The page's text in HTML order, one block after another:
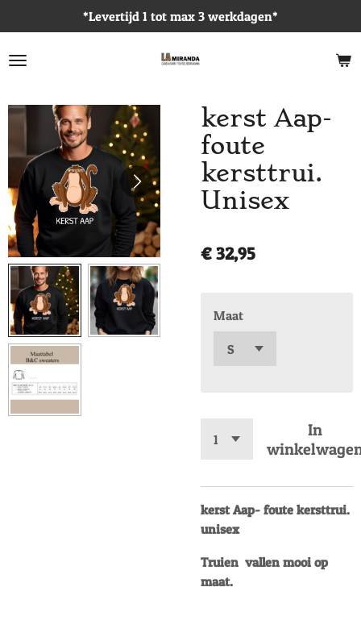
direct
naar
*Levertijd 1 tot max 3 werkdagen*
kerst Aap-
foute
kersttrui.
Unisex
€ 32,95
Maat
In
kerst Aap- foute kersttrui.
unisex
Truien vallen mooi op
maat.